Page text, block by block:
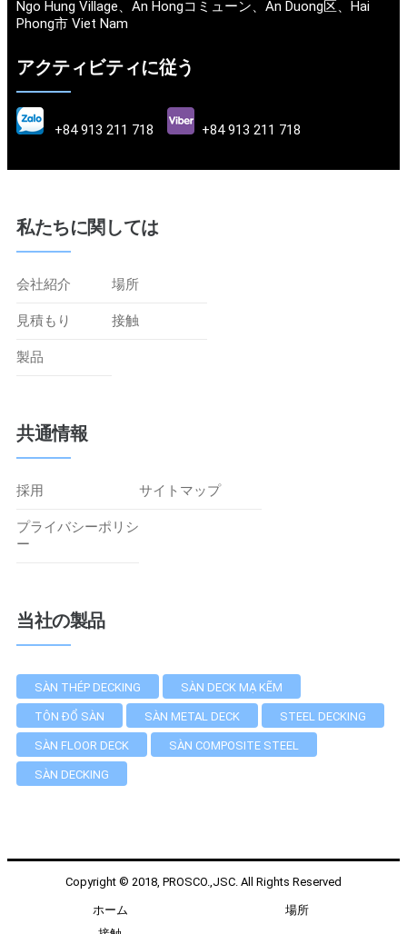
Ngo Hung Village、An Hongコミューン、An Duong区、Hai
Phong市 Viet Nam
アクティビティに従う
+84 913 211 718 +84 913 211 718
私たちに関しては
会社紹介 場所
見積もり 接触
製品
共通情報
採用 サイトマップ
プライバシーポリシ
ー
当社の製品
SÀN THÉP DECKING SÀN DECK MẠ KẼM
TÔN ĐỔ SÀN SÀN METAL DECK STEEL DECKING
SÀN FLOOR DECK SÀN COMPOSITE STEEL
SÀN DECKING
Copyright © 2018, PROSCO.,JSC. All Rights Reserved
ホーム
場所